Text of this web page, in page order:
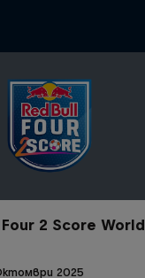
2 Score World
2025